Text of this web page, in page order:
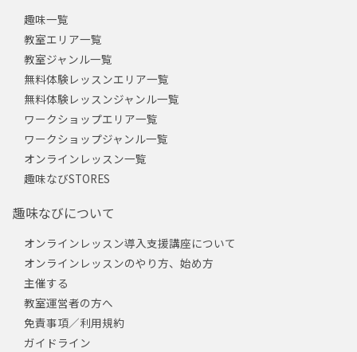
趣味一覧
教室エリア一覧
教室ジャンル一覧
無料体験レッスンエリア一覧
無料体験レッスンジャンル一覧
ワークショップエリア一覧
ワークショップジャンル一覧
オンラインレッスン一覧
趣味なびSTORES
趣味なびについて
オンラインレッスン導入支援講座について
オンラインレッスンのやり方、始め方
主催する
教室運営者の方へ
免責事項／利用規約
ガイドライン